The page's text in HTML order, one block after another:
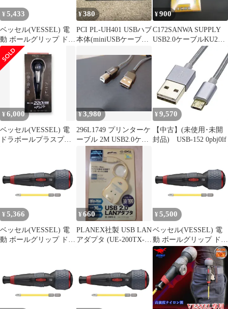
¥ 5,433
ベッセル(VESSEL) 電
動 ボールグリップ ドラ
イバー プラス 3段階切
替モード ビット1本付
電ドラボールプラス
220USB-P1 1
¥380
PCI PL-UH401 USBハブ
本体(miniUSBケーブル
¥900
C172SANWA SUPPLY
USB2.0ケーブルKU20-
¥6,000
ベッセル(VESSEL) 電
ドラボールプラスプレ
¥3,980
296L1749 プリンターケ
ーブル 2M USB2.0ケー
ブル（グレー）
¥ 9,570
【中古】(未使用･未開
封品) USB-152 0pbj0lf
¥ 5,366
ベッセル(VESSEL) 電
動 ボールグリップ ドラ
電ドラボールプラス
220USB-P1 0
¥660
PLANEX社製 USB LAN
アダプタ (UE-200TX-
¥ 5,500
ベッセル(VESSEL) 電
動 ボールグリップ ドラ
イバー プラス 3段階切
替モード ビット1本付
電ドラボールプラス
220USB-P1 1